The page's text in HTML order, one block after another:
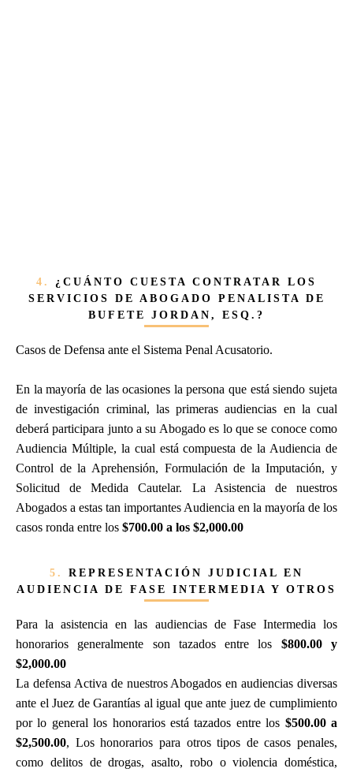
4. ¿CUÁNTO CUESTA CONTRATAR LOS
SERVICIOS DE ABOGADO PENALISTA DE
BUFETE JORDAN, ESQ.?
Casos de Defensa ante el Sistema Penal Acusatorio.
En la mayoría de las ocasiones la persona que está siendo sujeta
de investigación criminal, las primeras audiencias en la cual
deberá participara junto a su Abogado es lo que se conoce como
Audiencia Múltiple, la cual está compuesta de la Audiencia de
Control de la Aprehensión, Formulación de la Imputación, y
Solicitud de Medida Cautelar. La Asistencia de nuestros
Abogados a estas tan importantes Audiencia en la mayoría de los
casos ronda entre los $700.00 a los $2,000.00
5. REPRESENTACIÓN JUDICIAL EN
AUDIENCIA DE FASE INTERMEDIA Y OTROS
Para la asistencia en las audiencias de Fase Intermedia los
honorarios generalmente son tazados entre los $800.00 y
$2,000.00
La defensa Activa de nuestros Abogados en audiencias diversas
ante el Juez de Garantías al igual que ante juez de cumplimiento
por lo general los honorarios está tazados entre los $500.00 a
$2,500.00, Los honorarios para otros tipos de casos penales,
como delitos de drogas, asalto, robo o violencia doméstica,